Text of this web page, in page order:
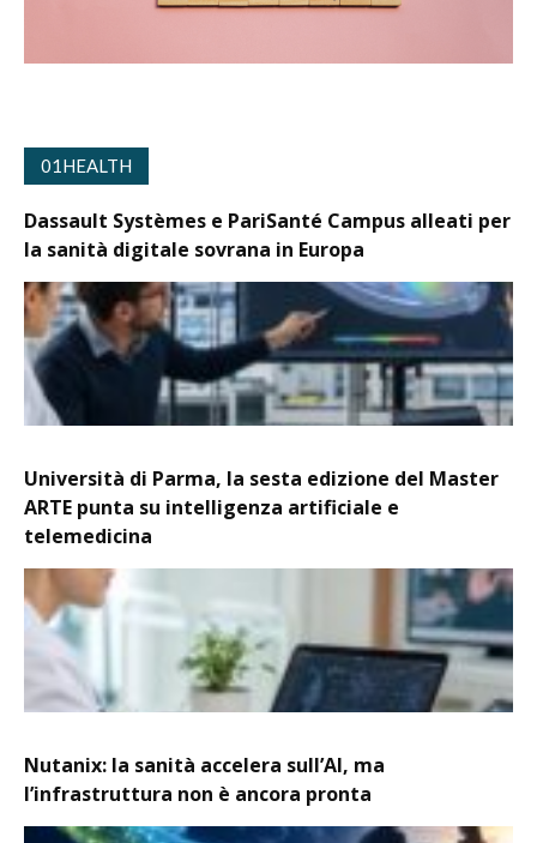
01HEALTH
Dassault Systèmes e PariSanté Campus alleati per
la sanità digitale sovrana in Europa
Università di Parma, la sesta edizione del Master
ARTE punta su intelligenza artificiale e
telemedicina
Nutanix: la sanità accelera sull’AI, ma
l’infrastruttura non è ancora pronta